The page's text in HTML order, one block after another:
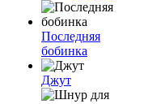
Последняя
бобинка
Джут